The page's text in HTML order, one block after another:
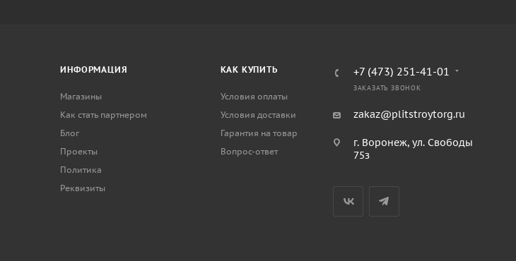
ИНФОРМАЦИЯ
Магазины
Как стать партнером
Блог
Проекты
Политика
Реквизиты
КАК КУПИТЬ
Условия оплаты
Условия доставки
Гарантия на товар
Вопрос-ответ
+7 (473) 251-41-01
ЗАКАЗАТЬ ЗВОНОК
zakaz@plitstroytorg.ru
г. Воронеж, ул. Свободы
75з